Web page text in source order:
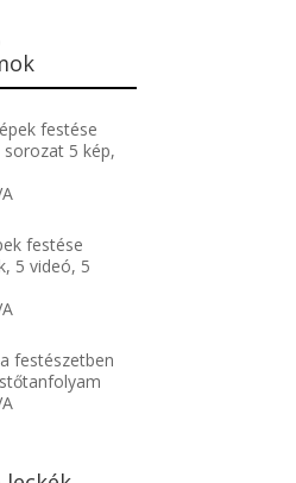
festése
5 kép,
festése
5 videó, 5
festészetben